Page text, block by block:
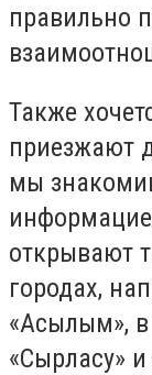
правильно
Также
приезжают
мы
открывают
городах,
«Асылым», в
«Сырласу»